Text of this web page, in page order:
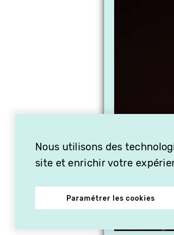
Nous utilisons des
site et enrichir votre
Paramétrer les cookies